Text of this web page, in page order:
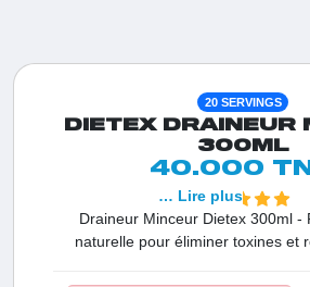
20 SERVINGS
DIETEX DRAINEUR
300ML
40.000
Draineur Minceur Dietex 300ml -
naturelle pour éliminer toxines et
… Lire plus